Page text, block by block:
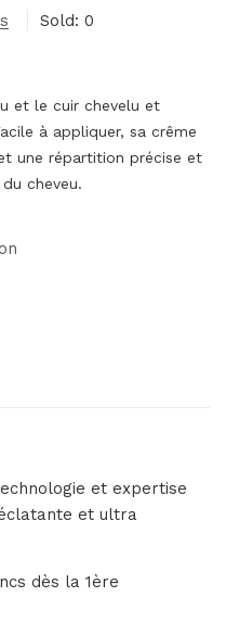
Sold: 0
et le cuir chevelu et
à appliquer, sa crême
une répartition précise et
cheveu.
et expertise
et ultra
dès la 1ère